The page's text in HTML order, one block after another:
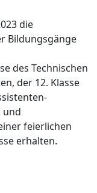
die
Bildungsgänge
des Technischen
der 12. Klasse
und
feierlichen
erhalten.